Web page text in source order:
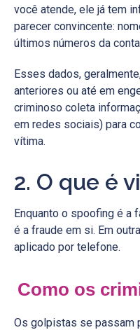
você atende, ele já tem
parecer convincente:
últimos números da
Esses dados,
anteriores ou até em
criminoso coleta
em redes sociais) para
vítima.
2. O que é
Enquanto o spoofing é a
é a fraude em si. Em
aplicado por telefone.
Como os
Os golpistas se passam